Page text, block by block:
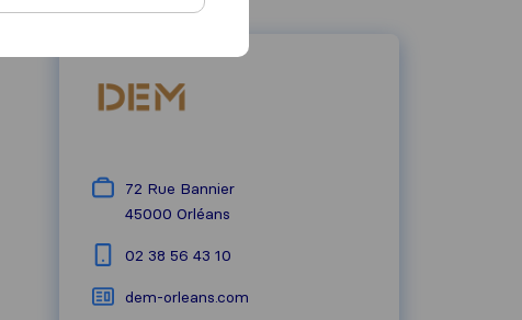
72 Rue Bannier
45000 Orléans
02 38 56 43 10
dem-orleans.com